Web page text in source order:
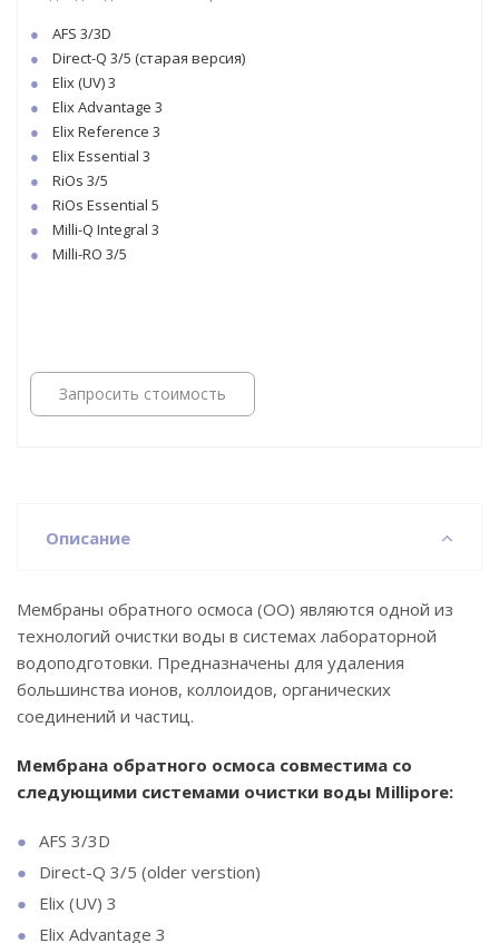
AFS 3/3D
Direct-Q 3/5 (старая версия)
Elix (UV) 3
Elix Advantage 3
Elix Reference 3
Elix Essential 3
RiOs 3/5
RiOs Essential 5
Milli-Q Integral 3
Milli-RO 3/5
Запросить стоимость
Описание
Мембраны обратного осмоса (ОО) являются одной из
технологий очистки воды в системах лабораторной
водоподготовки. Предназначены для удаления
большинства ионов, коллоидов, органических
соединений и частиц.
Мембрана обратного осмоса совместима со
следующими системами очистки воды Millipore:
AFS 3/3D
Direct-Q 3/5 (older verstion)
Elix (UV) 3
Elix Advantage 3